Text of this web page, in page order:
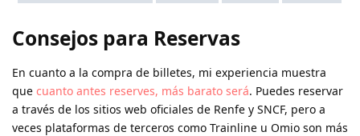
Consejos para Reservas
En cuanto a la compra de billetes, mi experiencia muestra
que cuanto antes reserves, más barato será. Puedes reservar
a través de los sitios web oficiales de Renfe y SNCF, pero a
veces plataformas de terceros como Trainline u Omio son más